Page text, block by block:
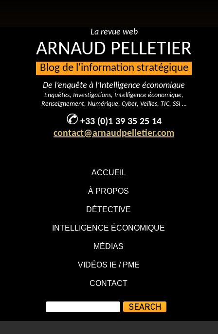
ACCUEIL
À PROPOS
DÉTECTIVE
INTELLIGENCE ÉCONOMIQUE
MÉDIAS
VIDÉOS IE / PME
CONTACT
La revue web
ARNAUD PELLETIER
Blog de l'information stratégique
De l’enquête à l’Intelligence économique
Enquêtes, Investigations, Intelligence économique,
Renseignement, Numérique, Cyber, Veilles, TIC, SSI …
+33 (0)1 39 35 25 14
contact@arnaudpelletier.com